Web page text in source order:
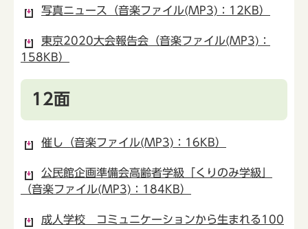
写真ニュース（音楽ファイル(MP3)：12KB）
東京2020大会報告会（音楽ファイル(MP3)：
158KB）
12面
催し（音楽ファイル(MP3)：16KB）
公民館企画準備会高齢者学級「くりのみ学級」
（音楽ファイル(MP3)：184KB）
成人学校 コミュニケーションから生まれる100